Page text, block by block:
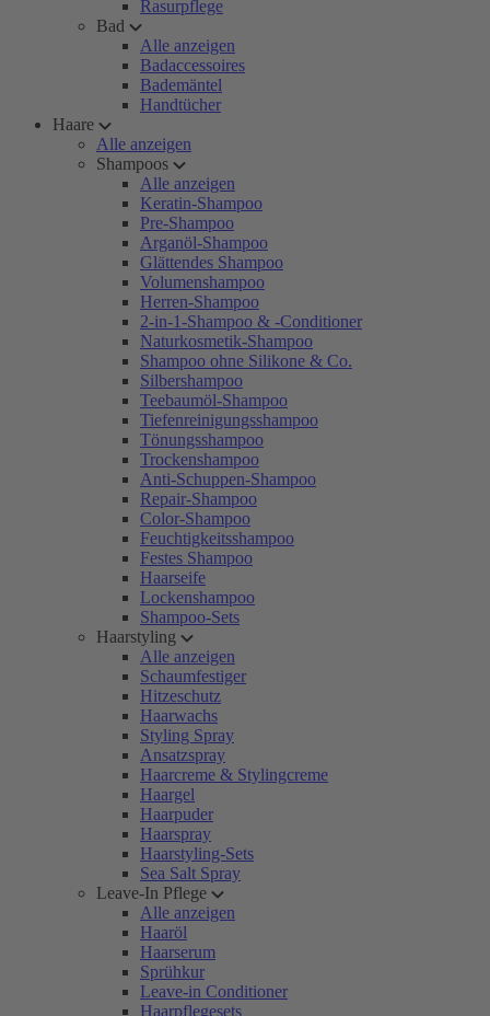
Rasurpflege
Bad
Alle anzeigen
Badaccessoires
Bademäntel
Handtücher
Haare
Alle anzeigen
Shampoos
Alle anzeigen
Keratin-Shampoo
Pre-Shampoo
Arganöl-Shampoo
Glättendes Shampoo
Volumenshampoo
Herren-Shampoo
2-in-1-Shampoo & -Conditioner
Naturkosmetik-Shampoo
Shampoo ohne Silikone & Co.
Silbershampoo
Teebaumöl-Shampoo
Tiefenreinigungsshampoo
Tönungsshampoo
Trockenshampoo
Anti-Schuppen-Shampoo
Repair-Shampoo
Color-Shampoo
Feuchtigkeitsshampoo
Festes Shampoo
Haarseife
Lockenshampoo
Shampoo-Sets
Haarstyling
Alle anzeigen
Schaumfestiger
Hitzeschutz
Haarwachs
Styling Spray
Ansatzspray
Haarcreme & Stylingcreme
Haargel
Haarpuder
Haarspray
Haarstyling-Sets
Sea Salt Spray
Leave-In Pflege
Alle anzeigen
Haaröl
Haarserum
Sprühkur
Leave-in Conditioner
Haarpflegesets